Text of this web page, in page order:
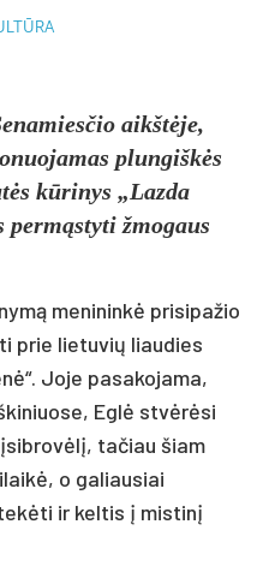
aikštėje,
plungiškės
kūrinys „Lazda
žmogaus
menininkė prisipažio
prie lietuvių liaudies
Joje pasakojama,
Eglė stvėrėsi
tačiau šiam
o galiausiai
ir keltis į mistinį